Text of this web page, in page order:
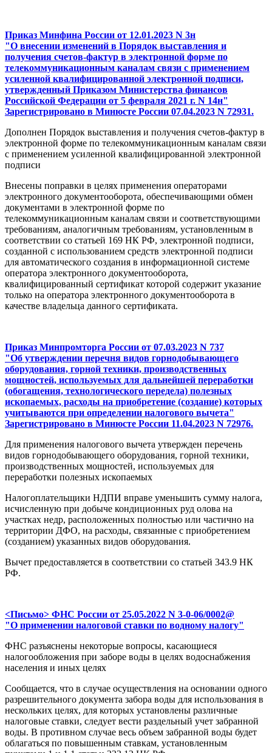
Приказ Минфина России от 12.01.2023 N 3н
"О внесении изменений в Порядок выставления и
получения счетов-фактур в электронной форме по
телекоммуникационным каналам связи с применением
усиленной квалифицированной электронной подписи,
утвержденный Приказом Министерства финансов
Российской Федерации от 5 февраля 2021 г. N 14н"
Зарегистрировано в Минюсте России 07.04.2023 N 72931.
Дополнен Порядок выставления и получения счетов-фактур в
электронной форме по телекоммуникационным каналам связи
с применением усиленной квалифицированной электронной
подписи
Внесены поправки в целях применения операторами
электронного документооборота, обеспечивающими обмен
документами в электронной форме по
телекоммуникационным каналам связи и соответствующими
требованиям, аналогичным требованиям, установленным в
соответствии со статьей 169 НК РФ, электронной подписи,
созданной с использованием средств электронной подписи
для автоматического создания в информационной системе
оператора электронного документооборота,
квалифицированный сертификат которой содержит указание
только на оператора электронного документооборота в
качестве владельца данного сертификата.
Приказ Минпромторга России от 07.03.2023 N 737
"Об утверждении перечня видов горнодобывающего
оборудования, горной техники, производственных
мощностей, используемых для дальнейшей переработки
(обогащения, технологического передела) полезных
ископаемых, расходы на приобретение (создание) которых
учитываются при определении налогового вычета"
Зарегистрировано в Минюсте России 11.04.2023 N 72976.
Для применения налогового вычета утвержден перечень
видов горнодобывающего оборудования, горной техники,
производственных мощностей, используемых для
переработки полезных ископаемых
Налогоплательщики НДПИ вправе уменьшить сумму налога,
исчисленную при добыче кондиционных руд олова на
участках недр, расположенных полностью или частично на
территории ДФО, на расходы, связанные с приобретением
(созданием) указанных видов оборудования.
Вычет предоставляется в соответствии со статьей 343.9 НК
РФ.
<Письмо> ФНС России от 25.05.2022 N 3-0-06/0002@
"О применении налоговой ставки по водному налогу"
ФНС разъяснены некоторые вопросы, касающиеся
налогообложения при заборе воды в целях водоснабжения
населения и иных целях
Сообщается, что в случае осуществления на основании одного
разрешительного документа забора воды для использования в
нескольких целях, для которых установлены различные
налоговые ставки, следует вести раздельный учет забранной
воды. В противном случае весь объем забранной воды будет
облагаться по повышенным ставкам, установленным